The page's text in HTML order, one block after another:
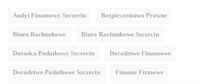
Audyt Finansowy Szczecin Bezpieczeństwo Prawne
Biuro Rachunkowe Biuro Rachunkowe Szczecin
Doradca Podatkowy Szczecin Doradztwo Finansowe
Doradztwo Podatkowe Szczecin Finanse Firmowe